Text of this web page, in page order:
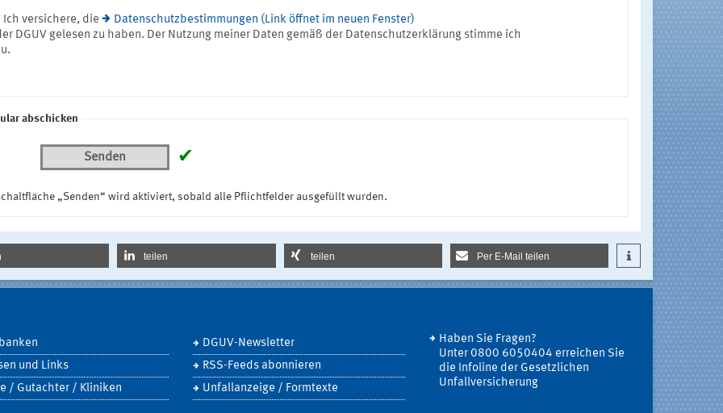
Ich versichere, die
Datenschutzbestimmungen (Link öffnet im neuen Fenster)
DGUV gelesen zu haben. Der Nutzung meiner Daten gemäß der Datenschutzerklärung stimme ich
abschicken
Senden ✔
„Senden“ wird aktiviert, sobald alle Pflichtfelder ausgefüllt wurden.
teilen teilen Per E-Mail teilen
und Links
/ Gutachter / Kliniken
DGUV-Newsletter
RSS-Feeds abonnieren
Unfallanzeige / Formtexte
Haben Sie Fragen?
Unter 0800 6050404 erreichen Sie
die Infoline der Gesetzlichen
Unfallversicherung